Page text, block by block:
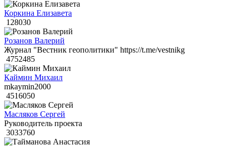
Коркина Елизавета
128030
Розанов Валерий
Журнал "Вестник геополитики" https://t.me/vestnikg
4752485
Каймин Михаил
mkaymin2000
4516050
Масляков Сергей
Руководитель проекта
3033760